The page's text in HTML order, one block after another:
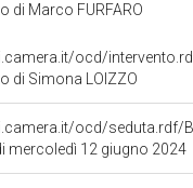
di Marco FURFARO
ocd/
di Simona LOIZZO
ocd/seduta.rdf/
mercoledì 12 giugno 2024